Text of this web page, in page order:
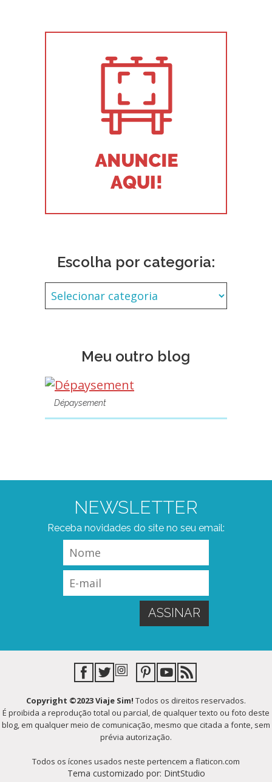
Escolha por categoria:
Meu outro blog
Dépaysement
NEWSLETTER
Receba novidades do site no seu email:
Copyright ©2023 Viaje Sim! Todos os direitos reservados.
É proibida a reprodução total ou parcial, de qualquer texto ou foto deste
blog, em qualquer meio de comunicação, mesmo que citada a fonte, sem
prévia autorização.
Todos os ícones usados neste pertencem a flaticon.com
Tema customizado por: DintStudio